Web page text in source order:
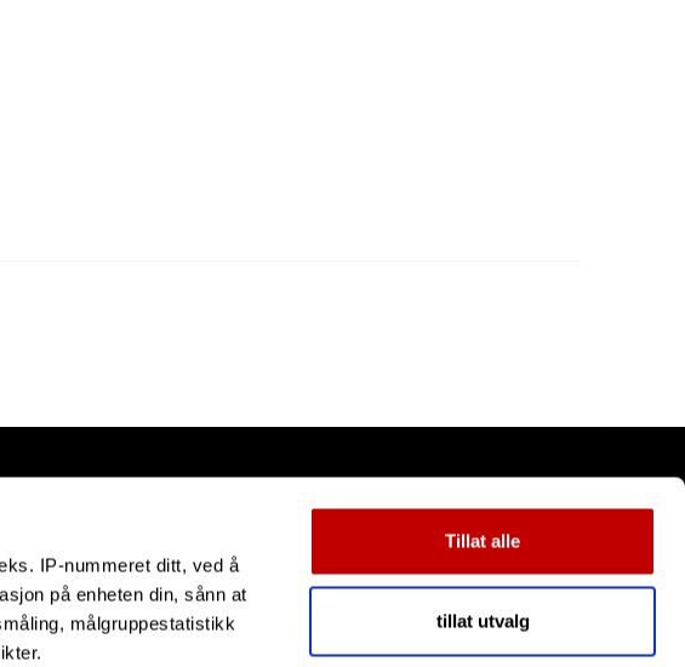
IP-nummeret ditt, ved å
på enheten din, sånn at
målgruppestatistikk
Tillat alle
tillat utvalg